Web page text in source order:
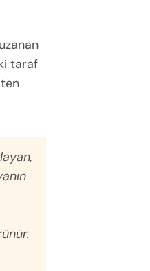
taraf